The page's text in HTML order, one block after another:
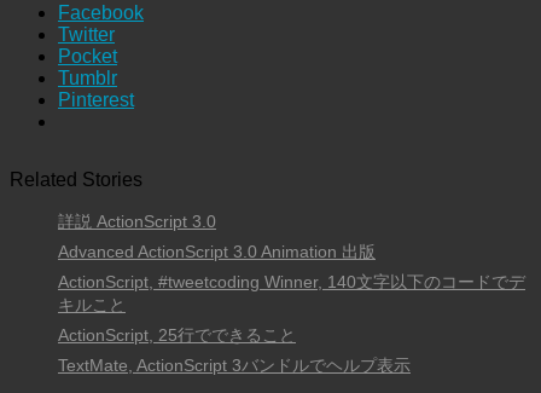
Facebook
Twitter
Pocket
Tumblr
Pinterest
Related Stories
詳説 ActionScript 3.0
Advanced ActionScript 3.0 Animation 出版
ActionScript, #tweetcoding Winner, 140文字以下のコードでデ
キルこと
ActionScript, 25行でできること
TextMate, ActionScript 3バンドルでヘルプ表示